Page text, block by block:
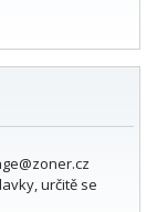
určitě se